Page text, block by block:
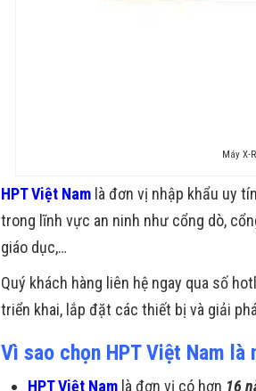
Máy X-
HPT Việt Nam là đơn vị nhập khẩu uy
trong lĩnh vực an ninh như cổng dò,
giáo dục,…
Quý khách hàng liên hệ ngay qua số
triển khai, lắp đặt các thiết bị và giải
Vì sao chọn HPT Việt Nam là
HPT Việt Nam là đơn vị có hơn 16